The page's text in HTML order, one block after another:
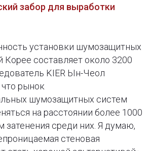
забор для выработки
установки шумозащитных
составляет около 3200
KIER Ын-Чеол
рынок
шумозащитных систем
на расстоянии более 1000
затенения среди них. Я думаю,
стеновая